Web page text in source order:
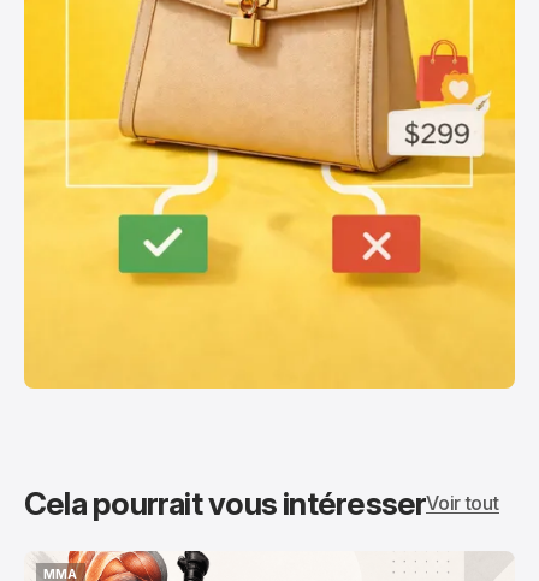
Cela pourrait vous intéresserVoir tout
MMA